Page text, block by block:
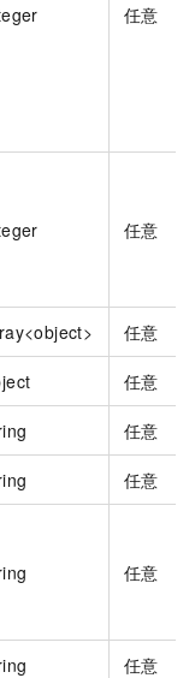
任意
任意
任意
任意
任意
任意
任意
任意